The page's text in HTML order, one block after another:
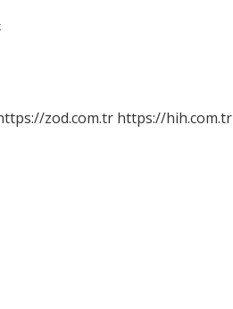
zod.com.tr https://hih.com.tr